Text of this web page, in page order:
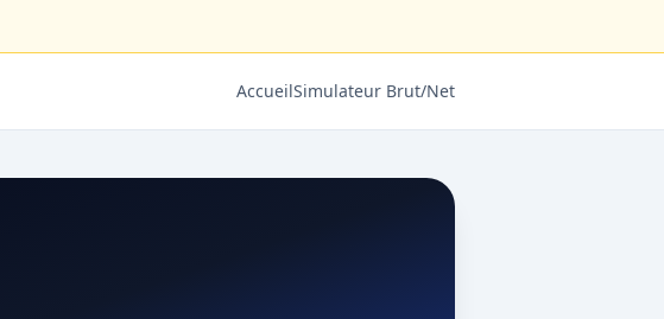
AccueilSimulateur Brut/Net